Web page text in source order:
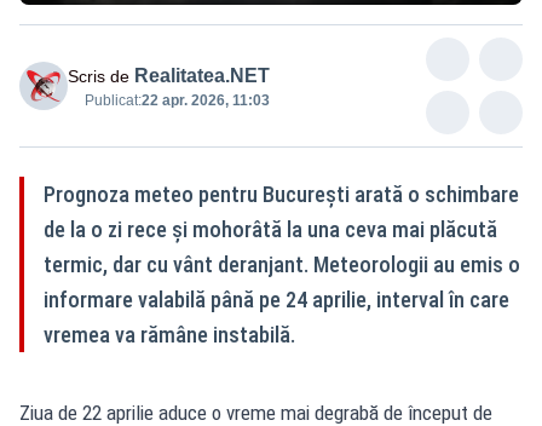
Scris de Realitatea.NET
Publicat:22 apr. 2026, 11:03
Prognoza meteo pentru București arată o schimbare
de la o zi rece și mohorâtă la una ceva mai plăcută
termic, dar cu vânt deranjant. Meteorologii au emis o
informare valabilă până pe 24 aprilie, interval în care
vremea va rămâne instabilă.
Ziua de 22 aprilie aduce o vreme mai degrabă de început de